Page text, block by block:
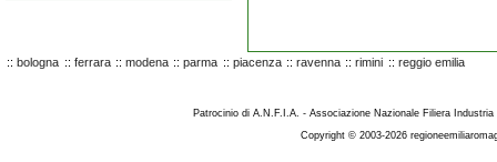
:: bologna :: ferrara :: modena :: parma :: piacenza :: ravenna :: rimini :: reggio emilia
Patrocinio di A.N.F.I.A. - Associazione Nazionale Filiera
Copyright © 2003-2026